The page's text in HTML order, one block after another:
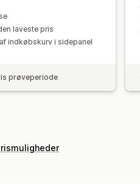
laveste pris
indkøbskurv i sidepanel
prøveperiode